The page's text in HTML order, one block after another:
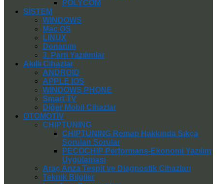
POLYCOM
SİSTEM
WINDOWS
Mac OS
LINUX
Donanım
3. Parti Yazılımlar
Akıllı Cihazlar
ANDROID
APPLE IOS
WINDOWS PHONE
Smart TV
Diğer Mobil Cihazlar
OTOMOTİV
CHIPTUNING
CHIPTUNING Remap Hakkında Sıkça
Sorulan Sorular
PECOCHIP Performans-Ekonomi Yazılım
Uygulaması
Araç Arıza Tespit ve Diagnostik Cihazları
Teknik Bilgiler